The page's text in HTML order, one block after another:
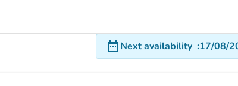
date_rangeNext availability :17/08/